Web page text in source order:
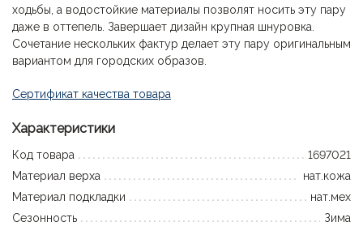
ходьбы, а водостойкие материалы позволят носить эту пару
даже в оттепель. Завершает дизайн крупная шнуровка.
Сочетание нескольких фактур делает эту пару оригинальным
вариантом для городских образов.
Сертификат качества товара
Характеристики
Код товара
1697021
Материал верха
нат.кожа
Материал подкладки
нат.мех
Сезонность
Зима